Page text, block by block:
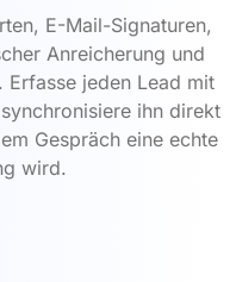
E-Mail-Signaturen,
Anreicherung und
Erfasse jeden Lead mit
ihn direkt
Gespräch eine echte
wird.